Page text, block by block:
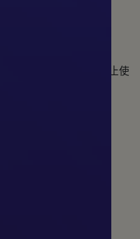
過敏現象，應立即停止使